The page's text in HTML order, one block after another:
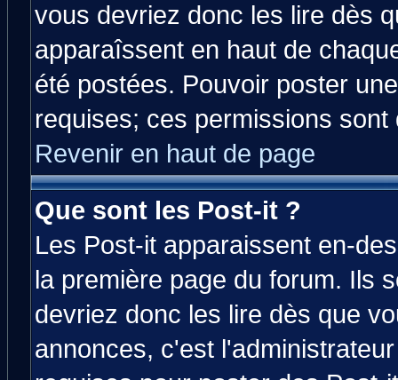
vous devriez donc les lire dès
apparaîssent en haut de
été postées. Pouvoir poster
requises; ces permissions
Revenir en haut de page
Que sont les Post-it ?
Les Post-it apparaissent en-
la première page du forum. Ils
devriez donc les lire dès que
annonces, c'est